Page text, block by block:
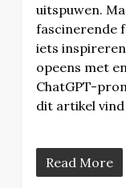
uitspuwen.
fascinerende
iets
opeens met
ChatGPT-
dit artikel
Read More